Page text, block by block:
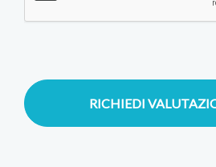
RICHIEDI